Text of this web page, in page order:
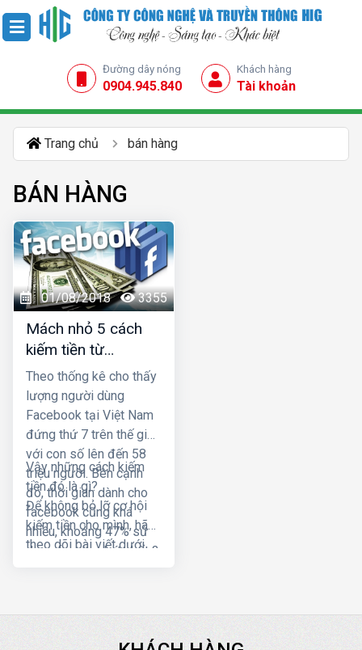
Đường dây nóng
0904.945.840
Khách hàng
Tài khoản
Trang chủ bán hàng
BÁN HÀNG
01/08/2018 3355
Mách nhỏ 5 cách
kiếm tiền từ
Facebook
Theo thống kê cho thấy
lượng người dùng
Facebook tại Việt Nam
đứng thứ 7 trên thế giới
với con số lên đến 58
triệu người. Bên cạnh
đó, thời gian dành cho
facebook cũng khá
nhiều, khoảng 47% sử
dụng facebook ít nhất 3
Vậy những cách kiếm
tiền đó là gì?
Để không bỏ lỡ cơ hội
kiếm tiền cho mình, hãy
theo dõi bài viết dưới